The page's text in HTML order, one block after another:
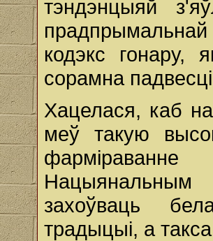
тэндэнцыяй
прадпрымальнай
кодэкс гонару,
сорамна
Хацелася, каб
меў такую
Нацыянальным
захоўваць
традыцыі, а